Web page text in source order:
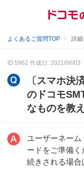
よくあるご質問TOP 詳細
ID:5962 作成日: 2021/06/03
〔スマホ決
のドコモ
なものを教
ユーザーネーム
ードをご準備
続きされる場合